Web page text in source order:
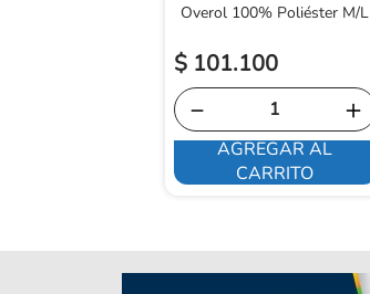
Overol 100% Poliéster M/L
$ 101.100
＋
－
AGREGAR AL
CARRITO